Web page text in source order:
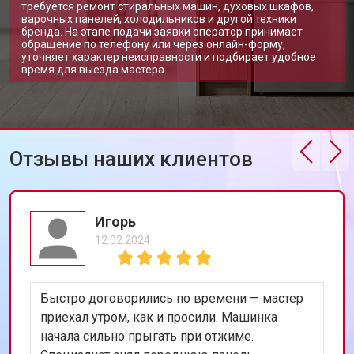
требуется ремонт стиральных машин, духовых шкафов,
варочных панелей, холодильников и другой техники
бренда. На этапе подачи заявки оператор принимает
обращение по телефону или через онлайн-форму,
уточняет характер неисправности и подбирает удобное
время для выезда мастера.
Отзывы наших клиентов
Игорь
12.02.2024
Быстро договорились по времени — мастер
приехал утром, как и просили. Машинка
начала сильно прыгать при отжиме.